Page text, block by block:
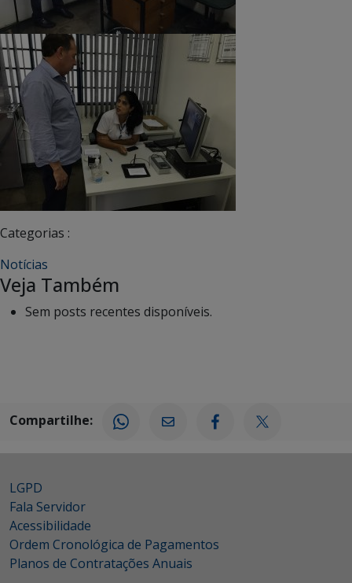
Categorias :
Notícias
Veja Também
Sem posts recentes disponíveis.
Compartilhe:
LGPD
Fala Servidor
Acessibilidade
Ordem Cronológica de Pagamentos
Planos de Contratações Anuais